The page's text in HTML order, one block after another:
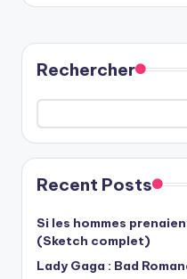
Rechercher
Recent Posts
Si les hommes
(Sketch complet)
Lady Gaga : Bad